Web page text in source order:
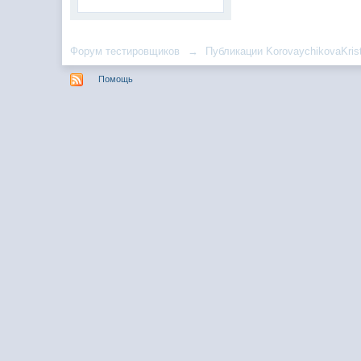
Форум тестировщиков → Публикации
Помощь